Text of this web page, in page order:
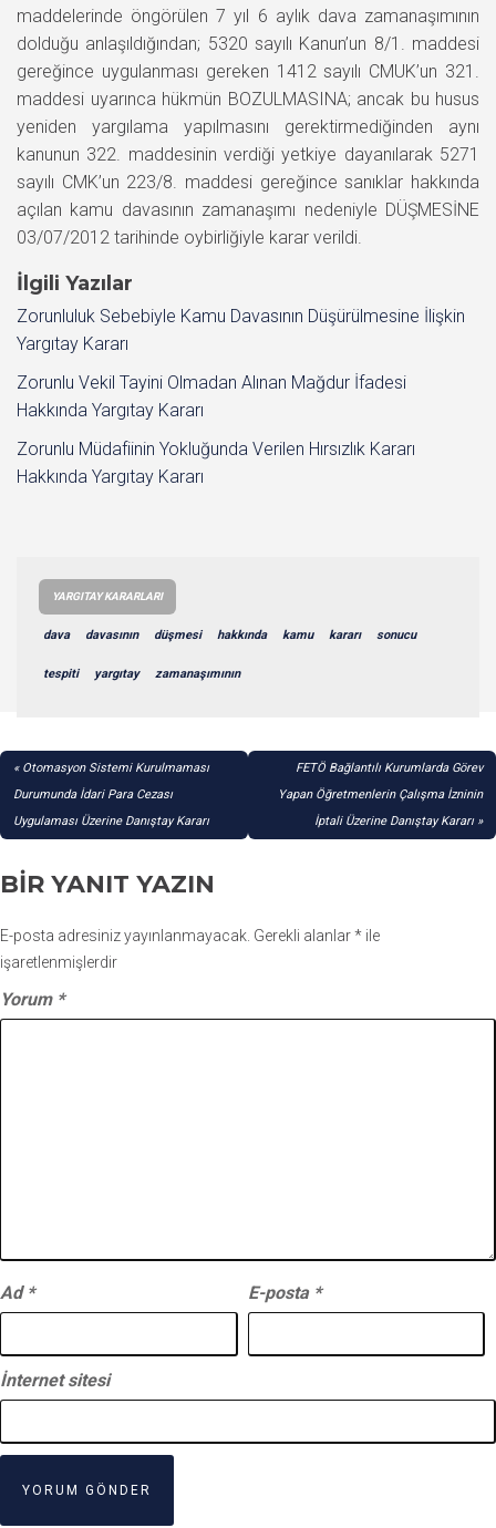
maddelerinde öngörülen 7 yıl 6 aylık dava zamanaşımının
dolduğu anlaşıldığından; 5320 sayılı Kanun’un 8/1. maddesi
gereğince uygulanması gereken 1412 sayılı CMUK’un 321.
maddesi uyarınca hükmün BOZULMASINA; ancak bu husus
yeniden yargılama yapılmasını gerektirmediğinden aynı
kanunun 322. maddesinin verdiği yetkiye dayanılarak 5271
sayılı CMK’un 223/8. maddesi gereğince sanıklar hakkında
açılan kamu davasının zamanaşımı nedeniyle DÜŞMESİNE
03/07/2012 tarihinde oybirliğiyle karar verildi.
İlgili Yazılar
Zorunluluk Sebebiyle Kamu Davasının Düşürülmesine İlişkin
Yargıtay Kararı
Zorunlu Vekil Tayini Olmadan Alınan Mağdur İfadesi
Hakkında Yargıtay Kararı
Zorunlu Müdafiinin Yokluğunda Verilen Hırsızlık Kararı
Hakkında Yargıtay Kararı
YARGITAY KARARLARI
dava davasının düşmesi hakkında kamu kararı sonucu
tespiti yargıtay zamanaşımının
YAZI
GEZINMESI
Otomasyon Sistemi Kurulmaması
Durumunda İdari Para Cezası
Uygulaması Üzerine Danıştay Kararı
FETÖ Bağlantılı Kurumlarda Görev
Yapan Öğretmenlerin Çalışma İzninin
İptali Üzerine Danıştay Kararı
BIR YANIT YAZIN
E-posta adresiniz yayınlanmayacak. Gerekli alanlar* ile
işaretlenmişlerdir
Yorum *
Ad * E-posta *
İnternet sitesi